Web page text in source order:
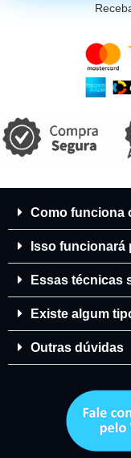
Como funciona
Isso funcionará
Essas técnicas
Existe algum
Outras dúvidas